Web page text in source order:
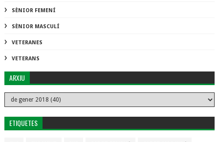
SÈNIOR FEMENÍ
SÈNIOR MASCULÍ
VETERANES
VETERANS
ARXIU
ETIQUETES